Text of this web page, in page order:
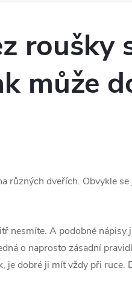
roušky
může
různých dveřích. Obvykle
nesmíte. A podobné nápisy
o naprosto zásadní
je dobré ji mít vždy při ruce.